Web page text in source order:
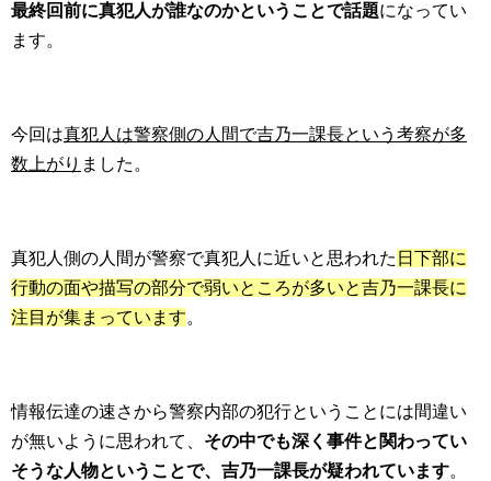
最終回前に真犯人が誰なのかということで話題になってい
ます。
今回は真犯人は警察側の人間で吉乃一課長という考察が多
数上がり ました。
真犯人側の人間が警察で真犯人に近いと思われた 日下部に
行動の面や描写の部分で弱いところが多いと吉乃一課長に
注目が集まっています。
情報伝達の速さから警察内部の犯行ということには間違い
が無いように思われて、 その中でも深く事件と関わってい
そうな人物ということで、吉乃一課長が疑われています。